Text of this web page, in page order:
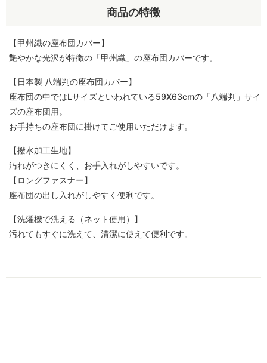
商品の特徴
【甲州織の座布団カバー】
艶やかな光沢が特徴の「甲州織」の座布団カバーです。
【日本製 八端判の座布団カバー】
座布団の中ではLサイズといわれている59X63cmの「八端判」サイ
ズの座布団用。
お手持ちの座布団に掛けてご使用いただけます。
【撥水加工生地】
汚れがつきにくく、お手入れがしやすいです。
【ロングファスナー】
座布団の出し入れがしやすく便利です。
【洗濯機で洗える（ネット使用）】
汚れてもすぐに洗えて、清潔に使えて便利です。